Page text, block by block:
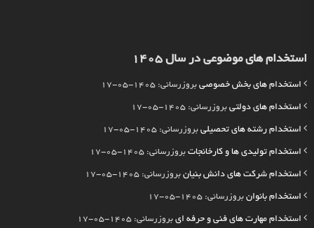
استخدام های موضوعی در سال 1405
استخدام های بخش خصوصی بروزرسانی: 1405-05-17
استخدام های دولتی بروزرسانی: 1405-05-17
استخدام رشته های تحصیلی بروزرسانی: 1405-05-17
استخدام تولیدی ها و کارخانجات بروزرسانی: 1405-05-17
استخدام شرکت های دانش بنیان بروزرسانی: 1405-05-17
استخدام بانوان بروزرسانی: 1405-05-17
استخدام مهارت های فنی و حرفه ای بروزرسانی: 1405-05-17